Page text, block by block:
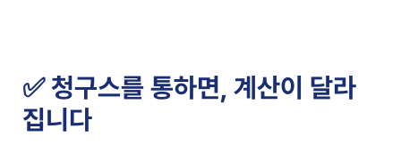
✅ 청구스를 통하면, 계산이 달라
집니다